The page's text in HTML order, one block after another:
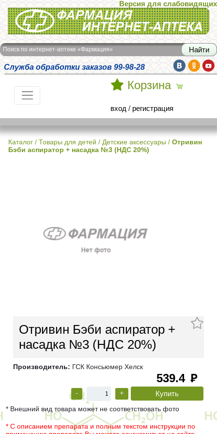
Интернет-аптека Фармация
Версия для слабовидящих
Поиск по интернет-аптеке «Фармация»
Служба обработки заказов 99-98-28
Корзина
вход / регистрация
Каталог / Товары для детей / Детские аксессуары / Отривин
Бэби аспиратор + насадка №3 (НДС 20%)
Отривин Бэби аспиратор +
насадка №3 (НДС 20%)
Производитель: ГСК Консьюмер Хелск
539.4 руб
- +
* Внешний вид товара может не соответствовать фото
* С описанием препарата и полным текстом инструкции по